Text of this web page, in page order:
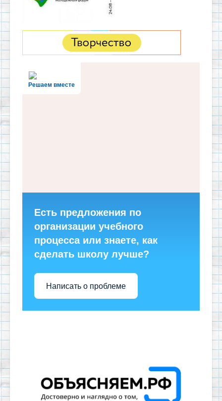
Решаем вместе
Есть предложения по
организации учебного
процесса или знаете, как
сделать школу лучше?
Написать о проблеме